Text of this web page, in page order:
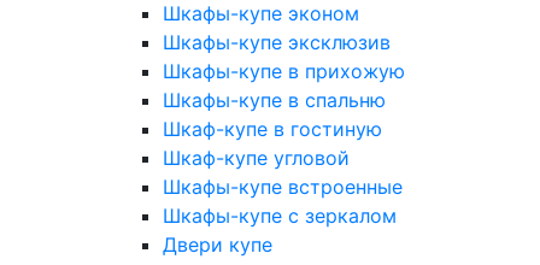
Шкафы-купе эконом
Шкафы-купе эксклюзив
Шкафы-купе в прихожую
Шкафы-купе в спальню
Шкаф-купе в гостиную
Шкаф-купе угловой
Шкафы-купе встроенные
Шкафы-купе с зеркалом
Двери купе